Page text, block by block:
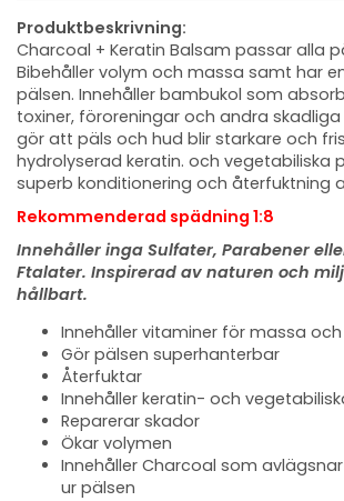
Produktbeskrivning:
Charcoal + Keratin Balsam passar alla
Bibehåller volym och massa samt har
pälsen. Innehåller bambukol som
toxiner, föroreningar och andra skadliga
gör att päls och hud blir starkare och
hydrolyserad keratin. och vegetabiliska
superb konditionering och återfuktning
Rekommenderad spädning 1:8
Innehåller inga Sulfater, Parabener
Ftalater. Inspirerad av naturen och
hållbart.
Innehåller vitaminer för massa
Gör pälsen superhanterbar
Återfuktar
Innehåller keratin- och
Reparerar skador
Ökar volymen
Innehåller Charcoal som
ur pälsen